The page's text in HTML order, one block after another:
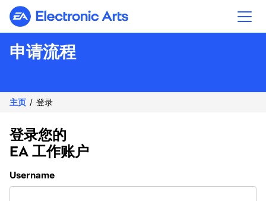
Electronic Arts
申请流程
主页 登录
登录您的
EA 工作账户
Login
Username